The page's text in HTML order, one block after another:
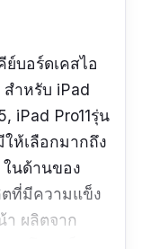
บอร์ดเคสไอ
สำหรับ iPad
iPad Pro11รุ่น
ห้เลือกมากถึง
นด้านของ
ที่มีความแข็ง
า ผลิตจาก